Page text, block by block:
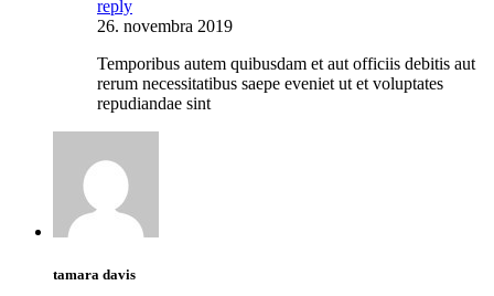
reply
26. novembra 2019
Temporibus autem quibusdam et aut officiis debitis aut
rerum necessitatibus saepe eveniet ut et voluptates
repudiandae sint
tamara davis